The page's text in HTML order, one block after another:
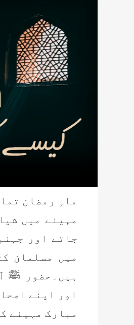
ماہِ رمضان
مہینے میں
جاتے اور
میں مسلمان
ہیں۔حضور ﷺ
اور اپنے
مبارک مہینے